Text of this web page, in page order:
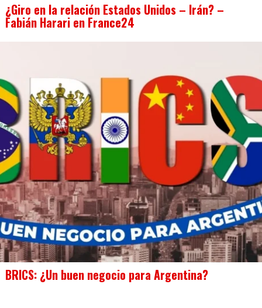
¿Giro en la relación Estados Unidos – Irán? –
Fabián Harari en France24
BRICS: ¿Un buen negocio para Argentina?